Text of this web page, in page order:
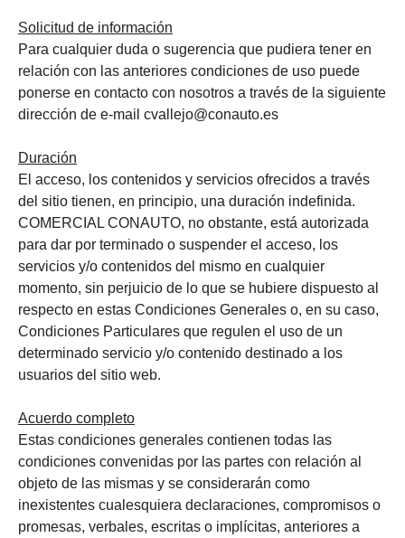
Solicitud de información
Para cualquier duda o sugerencia que pudiera tener en
relación con las anteriores condiciones de uso puede
ponerse en contacto con nosotros a través de la siguiente
dirección de e-mail cvallejo@conauto.es
Duración
El acceso, los contenidos y servicios ofrecidos a través
del sitio tienen, en principio, una duración indefinida.
COMERCIAL CONAUTO, no obstante, está autorizada
para dar por terminado o suspender el acceso, los
servicios y/o contenidos del mismo en cualquier
momento, sin perjuicio de lo que se hubiere dispuesto al
respecto en estas Condiciones Generales o, en su caso,
Condiciones Particulares que regulen el uso de un
determinado servicio y/o contenido destinado a los
usuarios del sitio web.
Acuerdo completo
Estas condiciones generales contienen todas las
condiciones convenidas por las partes con relación al
objeto de las mismas y se considerarán como
inexistentes cualesquiera declaraciones, compromisos o
promesas, verbales, escritas o implícitas, anteriores a